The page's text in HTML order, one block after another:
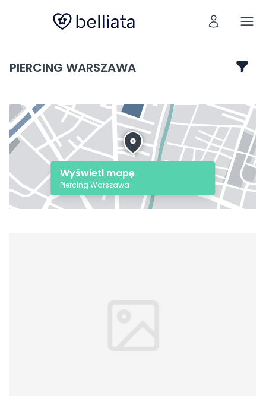
PIERCING WARSZAWA
Wyświetl mapę
Piercing Warszawa